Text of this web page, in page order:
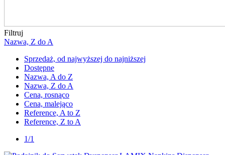
Filtruj
Nazwa, Z do A
Sprzedaż, od najwyższej do najniższej
Dostępne
Nazwa, A do Z
Nazwa, Z do A
Cena, rosnąco
Cena, malejąco
Reference, A to Z
Reference, Z to A
1/1